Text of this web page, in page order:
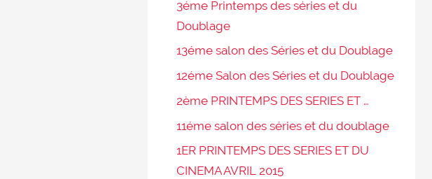
3éme Printemps des séries et du
Doublage
13éme salon des Séries et du Doublage
12éme Salon des Séries et du Doublage
2ème PRINTEMPS DES SERIES ET …
11éme salon des séries et du doublage
1ER PRINTEMPS DES SERIES ET DU
CINEMA AVRIL 2015